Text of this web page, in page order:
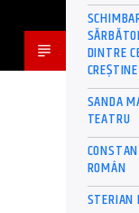
DINTRE
CREȘTINE
SANDA
TEATRU
ROMÂN
STERIAN